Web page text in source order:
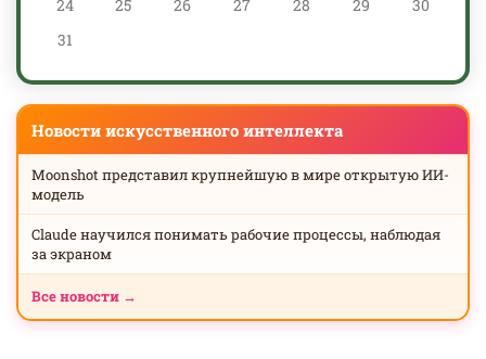
24
25 26 27 28 29
30
31
Новости искусственного интеллекта
Moonshot представил крупнейшую в мире открытую ИИ-
модель
Claude научился понимать рабочие процессы, наблюдая
за экраном
Все новости →